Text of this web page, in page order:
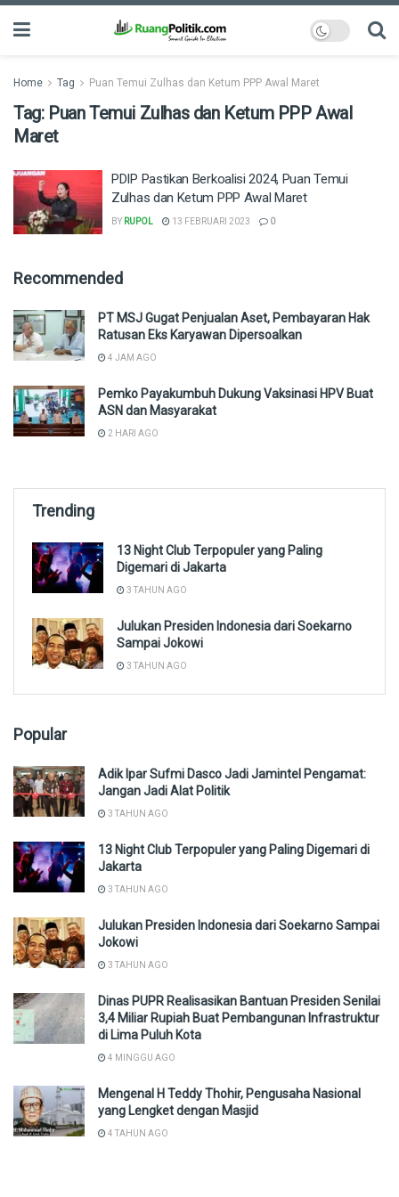
Home Tag Puan Temui Zulhas dan Ketum PPP Awal Maret
Tag: Puan Temui Zulhas dan Ketum PPP Awal
Maret
PDIP Pastikan Berkoalisi 2024, Puan Temui
Zulhas dan Ketum PPP Awal Maret
BY RUPOL 13 FEBRUARI 2023 0
Recommended
PT MSJ Gugat Penjualan Aset, Pembayaran Hak
Ratusan Eks Karyawan Dipersoalkan
4 JAM AGO
Pemko Payakumbuh Dukung Vaksinasi HPV Buat
ASN dan Masyarakat
2 HARI AGO
Trending
13 Night Club Terpopuler yang Paling
Digemari di Jakarta
3 TAHUN AGO
Julukan Presiden Indonesia dari Soekarno
Sampai Jokowi
3 TAHUN AGO
Popular
Adik Ipar Sufmi Dasco Jadi Jamintel Pengamat:
Jangan Jadi Alat Politik
3 TAHUN AGO
13 Night Club Terpopuler yang Paling Digemari di
Jakarta
3 TAHUN AGO
Julukan Presiden Indonesia dari Soekarno Sampai
Jokowi
3 TAHUN AGO
Dinas PUPR Realisasikan Bantuan Presiden Senilai
3,4 Miliar Rupiah Buat Pembangunan Infrastruktur
di Lima Puluh Kota
4 MINGGU AGO
Mengenal H Teddy Thohir, Pengusaha Nasional
yang Lengket dengan Masjid
4 TAHUN AGO